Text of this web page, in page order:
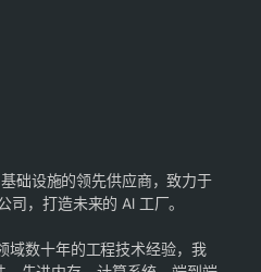
础设施的领先供应商，致力于
司，打造未来的 AI 工厂。
域数十年的工程技术经验，我